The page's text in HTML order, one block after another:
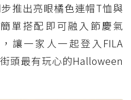
推出亮眼橘色連帽T恤與
單搭配即可融入節慶氣
讓一家人一起登入FILA
頭最有玩心的Halloween